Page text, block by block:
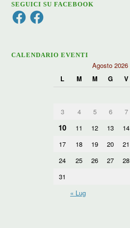
SEGUICI SU FACEBOOK
FacebookFacebook
CALENDARIO EVENTI
Agosto 2026
L
M M G V
3
4 5 6 7
10 11 12 13 14
17
18 19 20 21
24
25 26 27 28
31
« Lug